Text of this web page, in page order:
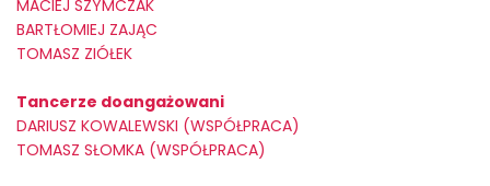
MACIEJ SZYMCZAK
BARTŁOMIEJ ZAJĄC
TOMASZ ZIÓŁEK
Tancerze doangażowani
DARIUSZ KOWALEWSKI (WSPÓŁPRACA)
TOMASZ SŁOMKA (WSPÓŁPRACA)